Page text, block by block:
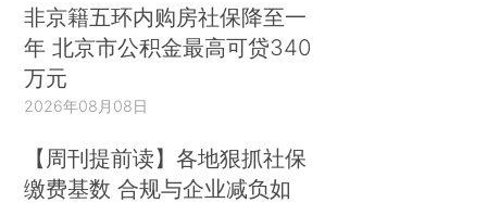
非京籍五环内购房社保降至一
年 北京市公积金最高可贷340
万元
2026年08月08日
【周刊提前读】各地狠抓社保
缴费基数 合规与企业减负如